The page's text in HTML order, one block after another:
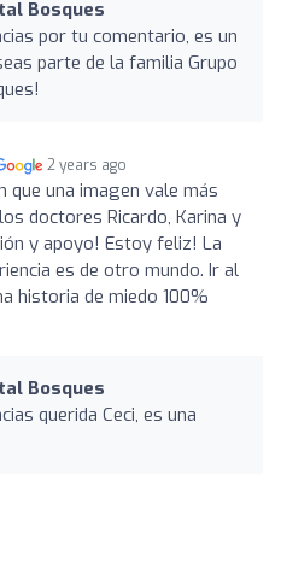
Bosques
por tu comentario, es un
parte de la familia Grupo
2 years ago
que una imagen vale más
doctores Ricardo, Karina y
y apoyo! Estoy feliz! La
es de otro mundo. Ir al
historia de miedo 100%
Bosques
querida Ceci, es una